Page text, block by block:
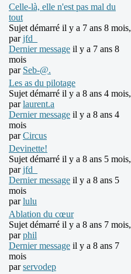
Celle-là, elle n'est pas mal du
tout
Sujet démarré il y a 7 ans 8 mois,
parjfd_
Dernier message il y a 7 ans 8
mois
par Seb-@.
Les as du pilotage
Sujet démarré il y a 8 ans 4 mois,
parlaurent.a
Dernier message il y a 8 ans 4
mois
parCircus
Devinette!
Sujet démarré il y a 8 ans 5 mois,
parjfd_
Dernier message il y a 8 ans 5
mois
parlulu
Ablation du cœur
Sujet démarré il y a 8 ans 7 mois,
parphil
Dernier message il y a 8 ans 7
mois
parservodep